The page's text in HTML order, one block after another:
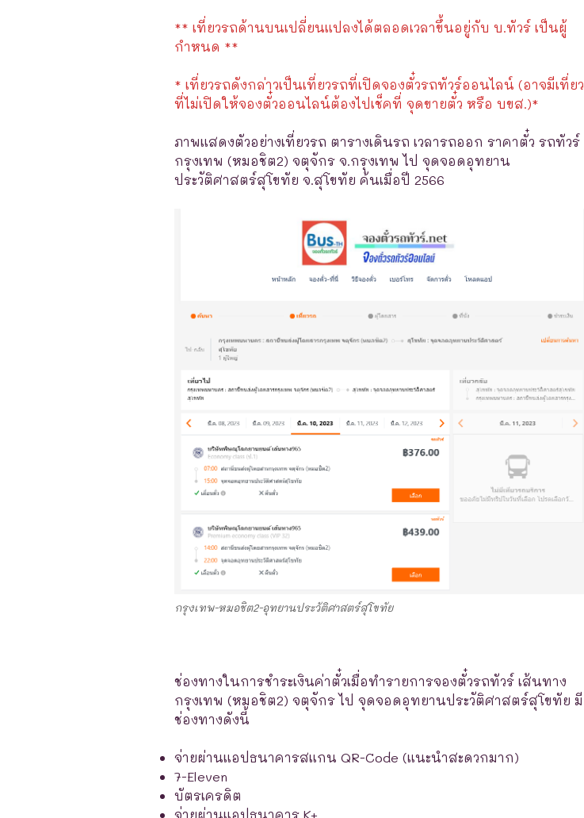
** เที่ยวรถด้านบนเปลี่ยนแปลงได้ตลอดเวลาขึ้นอยู่กับ บ.ทัวร์ เป็นผู้
กำหนด **
* เที่ยวรถดังกล่าวเป็นเที่ยวรถที่เปิดจองตั๋วรถทัวร์ออนไลน์ (อาจมีเที่ยว
ที่ไม่เปิดให้จองตั๋วออนไลน์ต้องไปเช็คที่ จุดขายตั๋ว หรือ บขส.)*
ภาพแสดงตัวอย่างเที่ยวรถ ตารางเดินรถ เวลารถออก ราคาตั๋ว รถทัวร์
กรุงเทพ (หมอชิต2) จตุจักร จ.กรุงเทพ ไป จุดจอดอุทยาน
ประวัติศาสตร์สุโขทัย จ.สุโขทัย ค้นเมื่อปี 2566
กรุงเทพ-หมอชิต2-อุทยานประวัติศาสตร์สุโขทัย
ช่องทางในการชำระเงินค่าตั๋วเมื่อทำรายการจองตั๋วรถทัวร์ เส้นทาง
กรุงเทพ (หมอชิต2) จตุจักร ไป จุดจอดอุทยานประวัติศาสตร์สุโขทัย มี
ช่องทางดังนี้
จ่ายผ่านแอปธนาคารสแกน QR-Code (แนะนำสะดวกมาก)
7-Eleven
บัตรเครดิต
จ่ายผ่านแอปธนาคาร K+